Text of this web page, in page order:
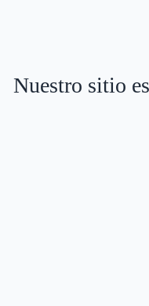
Nuestro sitio